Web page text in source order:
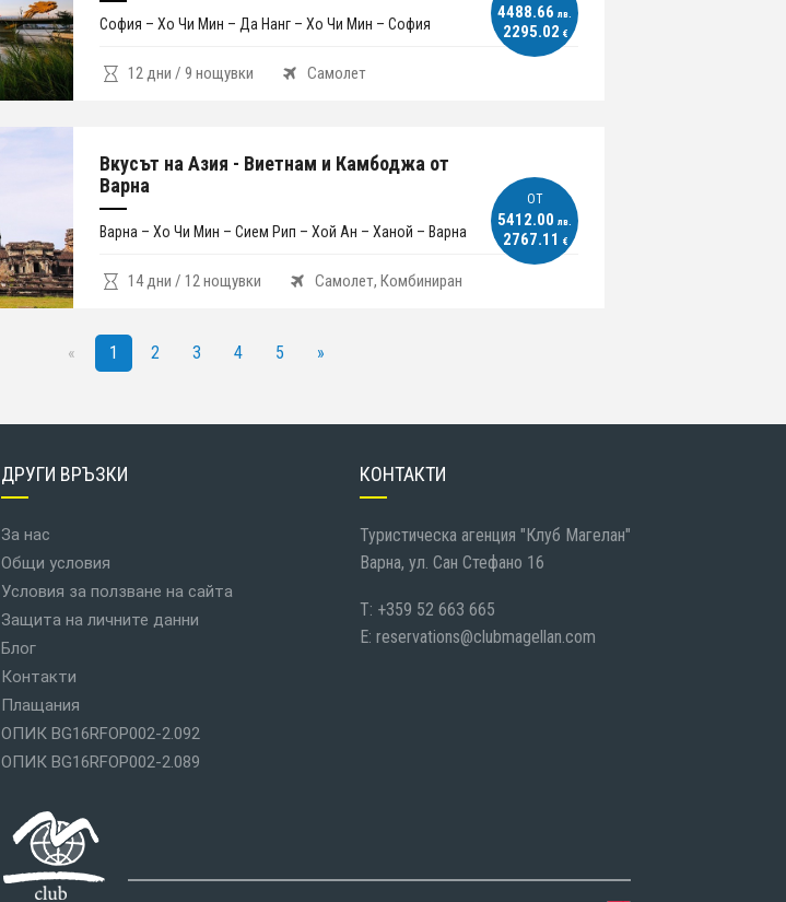
4488.66 лв.
2295.02 €
София – Хо Чи Мин – Да Нанг – Хо Чи Мин – София
12 дни / 9 нощувки Самолет
ОT
5412.00 лв.
2767.11 €
Вкусът на Азия - Виетнам и Камбоджа от
Варна
Варна – Хо Чи Мин – Сием Рип – Хой Ан – Ханой – Варна
14 дни / 12 нощувки Самолет, Комбиниран
« 1 2 3 4 5 »
ДРУГИ ВРЪЗКИ
За нас
Общи условия
Условия за ползване на сайта
Защита на личните данни
Блог
Контакти
Плащания
ОПИК BG16RFOP002-2.092
ОПИК BG16RFOP002-2.089
КОНТАКТИ
Туристическа агенция "Клуб Магелан"
Варна, ул. Сан Стефано 16
T: +359 52 663 665
E: reservations@clubmagellan.com